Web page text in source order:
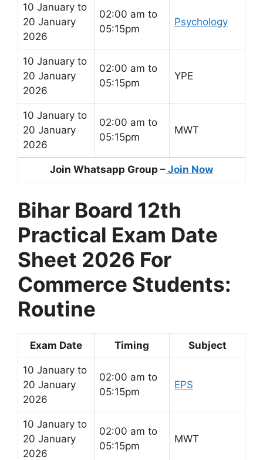
10 January to
20 January
2026
02:00 am to
05:15pm
Psychology
10 January to
20 January
2026
02:00 am to
05:15pm
YPE
10 January to
20 January
2026
02:00 am to
05:15pm
MWT
Join Whatsapp Group – Join Now
Bihar Board 12th
Practical Exam Date
Sheet 2026 For
Commerce Students:
Routine
Exam Date Timing Subject
10 January to
20 January
2026
02:00 am to
05:15pm
EPS
10 January to
20 January
2026
02:00 am to
05:15pm
MWT